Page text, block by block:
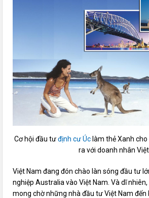
Cơ hội đầu tưđịnh cư Úc làm thẻ Xanh
ra với doanh nhân Việt
Việt Nam đang đón chào làn sóng đầu tư
nghiệp Australia vào Việt Nam. Và dĩ
mong chờ những nhà đầu tư Việt Nam đến